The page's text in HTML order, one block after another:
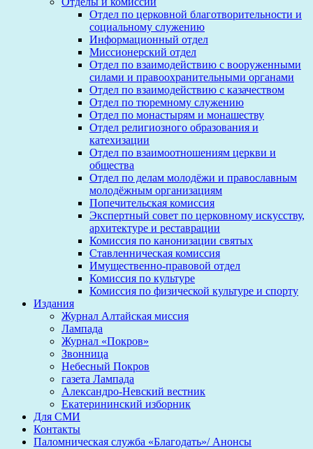
Отдел по церковной благотворительности и
социальному служению
Информационный отдел
Миссионерский отдел
Отдел по взаимодействию с вооруженными
силами и правоохранительными органами
Отдел по взаимодействию с казачеством
Отдел по тюремному служению
Отдел по монастырям и монашеству
Отдел религиозного образования и
катехизации
Отдел по взаимоотношениям церкви и
общества
Отдел по делам молодёжи и православным
молодёжным организациям
Попечительская комиссия
Экспертный совет по церковному искусству,
архитектуре и реставрации
Комиссия по канонизации святых
Ставленническая комиссия
Имущественно-правовой отдел
Комиссия по культуре
Комиссия по физической культуре и спорту
Издания
Журнал Алтайская миссия
Лампада
Журнал «Покров»
Звонница
Небесный Покров
газета Лампада
Александро-Невский вестник
Екатерининский изборник
Для СМИ
Контакты
Паломническая служба «Благодать»/ Анонсы